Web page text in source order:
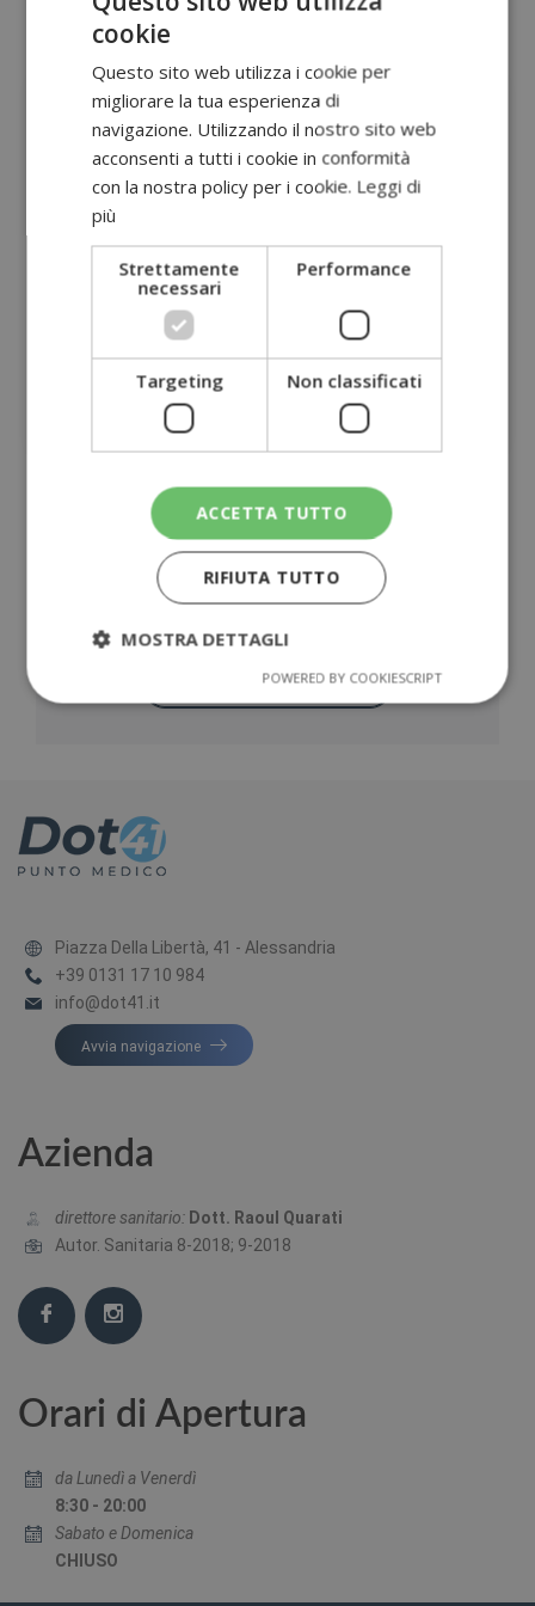
Dott.ssa LorenzaBurzi
Dermatologo
Dott.ssa Nunzia
Dermatologo
Semplice, Veloce, Professionale
Richiedi Maggiori Informazioni
SCRIVICI
Piazza Della Libertà, 41 - Alessandria
+39 0131 17 10 984
info@dot41.it
Avvia navigazione
Azienda
direttore sanitario: Dott. Raoul Quarati
Autor. Sanitaria 8-2018; 9-2018
Orari di Apertura
da Lunedì a Venerdì
8:30 - 20:00
Sabato e Domenica
CHIUSO
cookie
Questo sito web utilizza i cookie per
migliorare la tua esperienza di
navigazione. Utilizzando il nostro sito web
acconsenti a tutti i cookie in conformità
con la nostra policy per i cookie. Leggi di
più
Strettamente
necessari
Performance
Targeting Non classificati
ACCETTA TUTTO
RIFIUTA TUTTO
MOSTRA DETTAGLI
POWERED BY COOKIESCRIPT